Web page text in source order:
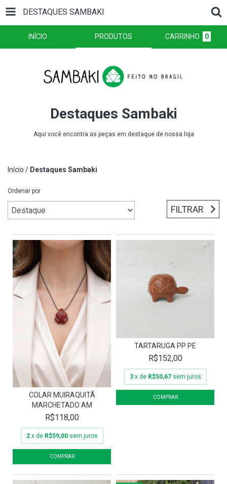
DESTAQUES SAMBAKI
INÍCIO PRODUTOS CARRINHO 0
Destaques Sambaki
Aqui você encontra as peças em destaque de nossa loja
Início / Destaques Sambaki
Ordenar por
FILTRAR
COLAR MUIRAQUITÃ
MARCHETADO AM
R$118,00
2 x de R$59,00 sem juros
TARTARUGA PP PE
R$152,00
3 x de R$50,67 sem juros